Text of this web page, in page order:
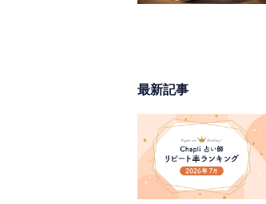
最新記事